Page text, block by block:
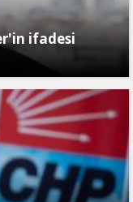
ifadesi